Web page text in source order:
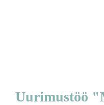
Uurimustöö